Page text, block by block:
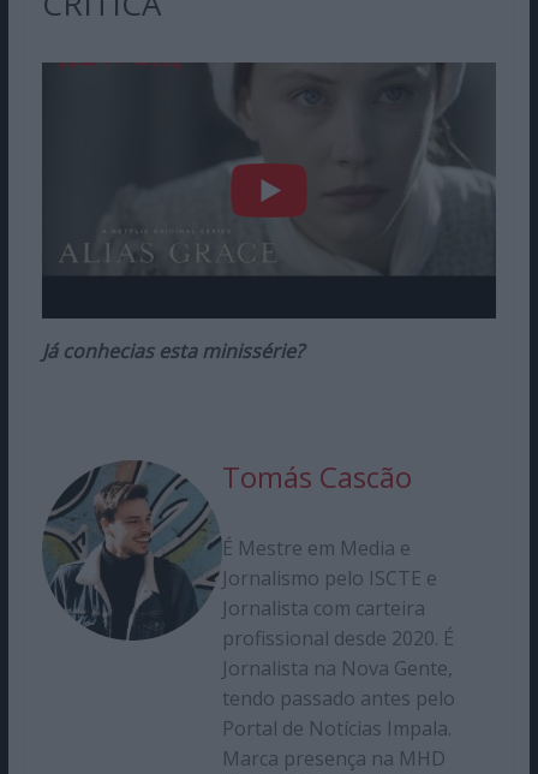
Já conhecias esta minissérie?
Tomás Cascão
É Mestre em Media e
Jornalismo pelo ISCTE e
Jornalista com carteira
profissional desde 2020. É
Jornalista na Nova Gente,
tendo passado antes pelo
Portal de Notícias Impala.
Marca presença na MHD